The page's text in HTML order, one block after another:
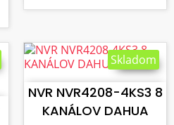
VLOŽIŤ DO KOŠÍKA
NVR NVR4208-4KS3 8
KANÁLOV DAHUA
Skladom